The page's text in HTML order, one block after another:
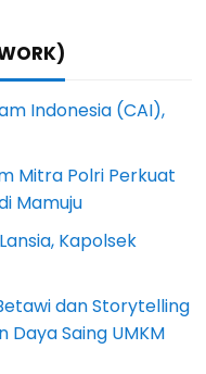
Indonesia (CAI),
Mitra Polri Perkuat
Mamuju
Kapolsek
dan Storytelling
Daya Saing UMKM